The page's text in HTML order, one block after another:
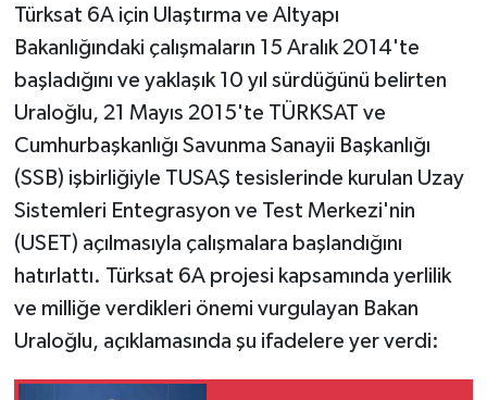
Türksat 6A için Ulaştırma ve Altyapı
Bakanlığındaki çalışmaların 15 Aralık 2014'te
başladığını ve yaklaşık 10 yıl sürdüğünü belirten
Uraloğlu, 21 Mayıs 2015'te TÜRKSAT ve
Cumhurbaşkanlığı Savunma Sanayii Başkanlığı
(SSB) işbirliğiyle TUSAŞ tesislerinde kurulan Uzay
Sistemleri Entegrasyon ve Test Merkezi'nin
(USET) açılmasıyla çalışmalara başlandığını
hatırlattı. Türksat 6A projesi kapsamında yerlilik
ve milliğe verdikleri önemi vurgulayan Bakan
Uraloğlu, açıklamasında şu ifadelere yer verdi: